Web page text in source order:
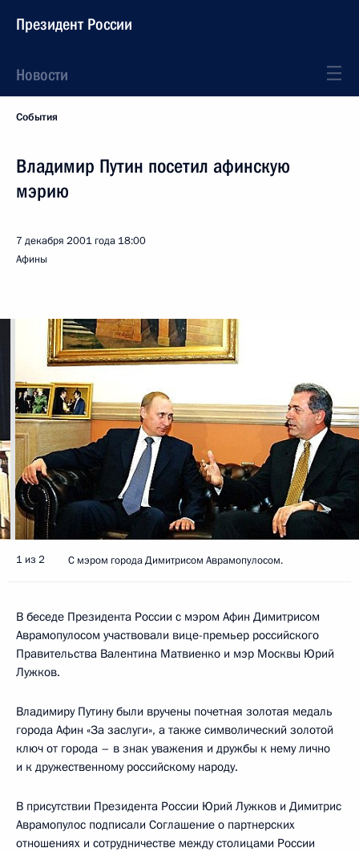
Президент России
Новости
События
Владимир Путин посетил афинскую
мэрию
7 декабря 2001 года 18:00
Афины
1 из 2 С мэром города Димитрисом Аврамопулосом.
В беседе Президента России с мэром Афин Димитрисом
Аврамопулосом участвовали вице-премьер российского
Правительства Валентина Матвиенко и мэр Москвы Юрий
Лужков.
Владимиру Путину были вручены почетная золотая медаль
города Афин «За заслуги», а также символический золотой
ключ от города – в знак уважения и дружбы к нему лично
и к дружественному российскому народу.
В присутствии Президента России Юрий Лужков и Димитрис
Аврамопулос подписали Соглашение о партнерских
отношениях и сотрудничестве между столицами России